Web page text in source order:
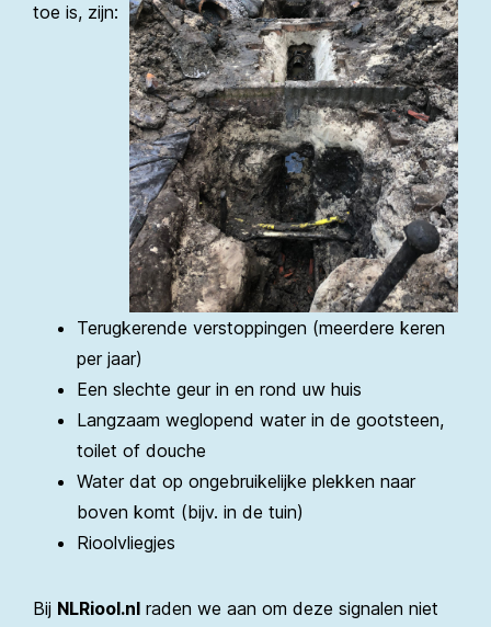
toe is, zijn:
Terugkerende verstoppingen (meerdere keren
per jaar)
Een slechte geur in en rond uw huis
Langzaam weglopend water in de gootsteen,
toilet of douche
Water dat op ongebruikelijke plekken naar
boven komt (bijv. in de tuin)
Rioolvliegjes
Bij NLRiool.nl raden we aan om deze signalen niet